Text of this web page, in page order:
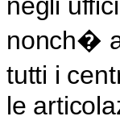
nonch�
tutti i
le